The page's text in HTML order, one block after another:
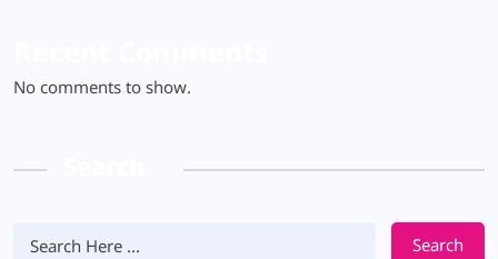
No comments to show.
Search